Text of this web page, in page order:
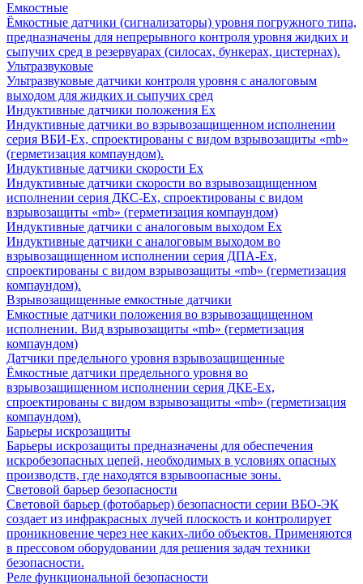
Емкостные
Ёмкостные датчики (сигнализаторы) уровня погружного типа,
предназначены для непрерывного контроля уровня жидких и
сыпучих сред в резервуарах (силосах, бункерах, цистернах).
Ультразвуковые
Ультразвуковые датчики контроля уровня с аналоговым
выходом для жидких и сыпучих сред
Индуктивные датчики положения Ех
Индуктивные датчики во взрывозащищенном исполнении
серия ВБИ-Ех, спроектированы с видом взрывозащиты «mb»
(герметизация компаундом).
Индуктивные датчики скорости Ех
Индуктивные датчики скорости во взрывозащищенном
исполнении серия ДКС-Ех, спроектированы с видом
взрывозащиты «mb» (герметизация компаундом)
Индуктивные датчики с аналоговым выходом Ех
Индуктивные датчики с аналоговым выходом во
взрывозащищенном исполнении серия ДПА-Ех,
спроектированы с видом взрывозащиты «mb» (герметизация
компаундом).
Взрывозащищенные емкостные датчики
Емкостные датчики положения во взрывозащищенном
исполнении. Вид взрывозащиты «mb» (герметизация
компаундом)
Датчики предельного уровня взрывозащищенные
Ёмкостные датчики предельного уровня во
взрывозащищенном исполнении серия ДКЕ-Ех,
спроектированы с видом взрывозащиты «mb» (герметизация
компаундом).
Барьеры искрозащиты
Барьеры искрозащиты предназначены для обеспечения
искробезопасных цепей, необходимых в условиях опасных
производств, где находятся взрывоопасные зоны.
Световой барьер безопасности
Световой барьер (фотобарьер) безопасности серии ВБО-ЭК
создает из инфракрасных лучей плоскость и контролирует
проникновение через нее каких-либо объектов. Применяются
в прессовом оборудовании для решения задач техники
безопасности.
Реле функциональной безопасности